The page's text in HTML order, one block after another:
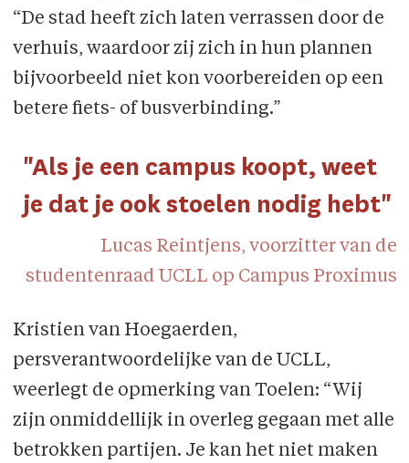
“De stad heeft zich laten verrassen door de
verhuis, waardoor zij zich in hun plannen
bijvoorbeeld niet kon voorbereiden op een
betere fiets- of busverbinding.”
"Als je een campus koopt, weet
je dat je ook stoelen nodig hebt"
Lucas Reintjens, voorzitter van de
studentenraad UCLL op Campus Proximus
Kristien van Hoegaerden,
persverantwoordelijke van de UCLL,
weerlegt de opmerking van Toelen: “Wij
zijn onmiddellijk in overleg gegaan met alle
betrokken partijen. Je kan het niet maken